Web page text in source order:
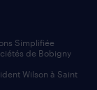
Simplifiée
de Bobigny
Wilson à Saint